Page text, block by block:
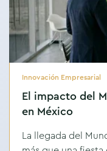
Innovación Empresarial
El impacto del
en México
La llegada del